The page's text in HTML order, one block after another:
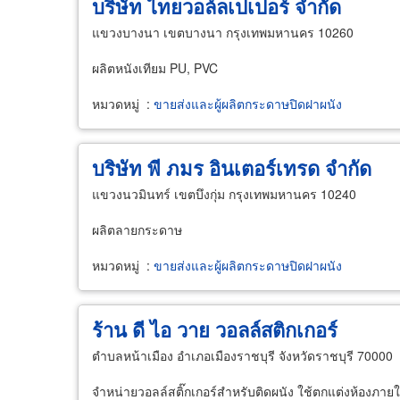
บริษัท ไทยวอล์ลเปเปอร์ จำกัด
แขวงบางนา เขตบางนา กรุงเทพมหานคร 10260
ผลิตหนังเทียม PU, PVC
หมวดหมู่ : ขายส่งและผู้ผลิตกระดาษปิดฝาผนัง
บริษัท พี ภมร อินเตอร์เทรด จำกัด
แขวงนวมินทร์ เขตบึงกุ่ม กรุงเทพมหานคร 10240
ผลิตลายกระดาษ
หมวดหมู่ : ขายส่งและผู้ผลิตกระดาษปิดฝาผนัง
ร้าน ดี ไอ วาย วอลล์สติกเกอร์
ตำบลหน้าเมือง อำเภอเมืองราชบุรี จังหวัดราชบุรี 70000
จำหน่ายวอลล์สติ๊กเกอร์สำหรับติดผนัง ใช้ตกแต่งห้องภา